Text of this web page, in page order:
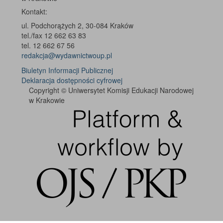
Kontakt:
ul. Podchorążych 2, 30-084 Kraków
tel./fax 12 662 63 83
tel. 12 662 67 56
redakcja@wydawnictwoup.pl
Biuletyn Informacji Publicznej
Deklaracja dostępności cyfrowej
Copyright © Uniwersytet Komisji Edukacji Narodowej
w Krakowie